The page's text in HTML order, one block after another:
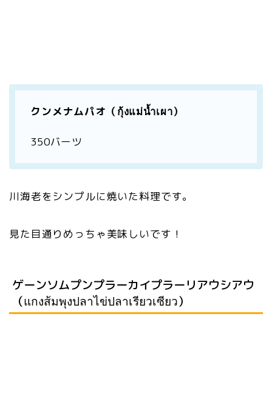
クンメナムパオ（กุ้งแม่น้ำเผา）
350バーツ
川海老をシンプルに焼いた料理です。
見た目通りめっちゃ美味しいです！
ゲーンソムプンプラーカイプラーリアウシアウ
（แกงส้มพุงปลาไข่ปลาเรียวเซียว）